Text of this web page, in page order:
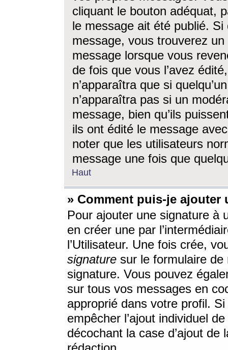
cliquant le bouton adéquat,
le message ait été publié. Si
message, vous trouverez
message lorsque vous
de fois que vous l’avez
n’apparaîtra que si
n’apparaîtra pas si un
message, bien qu’ils
ils ont édité le message
noter que les utilisateurs
message une fois que
Haut
» Comment puis-je ajouter
Pour ajouter une signature à
en créer une par
l’Utilisateur. Une fois crée,
signature sur le formulaire de
signature. Vous pouvez
sur tous vos messages en
approprié dans votre profil.
empêcher l’ajout individuel
décochant la case d’ajout